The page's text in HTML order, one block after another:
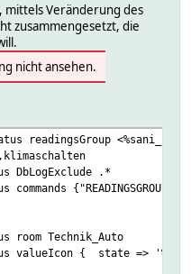
mittels Veränderung des
zusammengesetzt, die
nicht ansehen.
readingsGroup
DbLogExclude .*
commands
room Technik_Auto
valueIcon { state =>